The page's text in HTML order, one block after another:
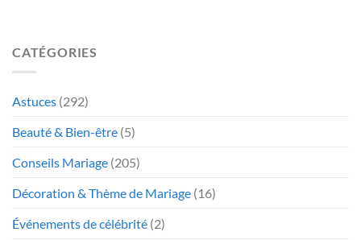
CATÉGORIES
Astuces (292)
Beauté & Bien-être (5)
Conseils Mariage (205)
Décoration & Thème de Mariage (16)
Événements de célébrité (2)